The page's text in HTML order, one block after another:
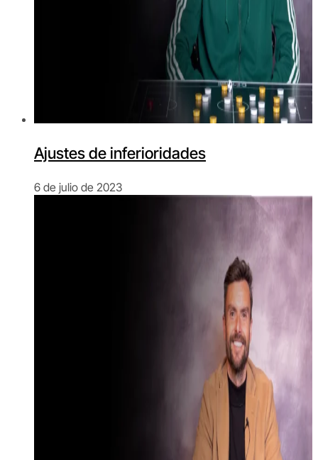
Ajustes de inferioridades
6 de julio de 2023